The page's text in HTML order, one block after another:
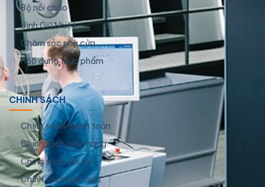
Bộ nồi chảo
Bình Giữ Nhiệt
Chăm sóc nhà cửa
Hộp đựng thực phẩm
CHÍNH SÁCH
Chính sách thanh toán
Chính sách giao hàng
Chính sách đổi trả
Chính sách bảo mật